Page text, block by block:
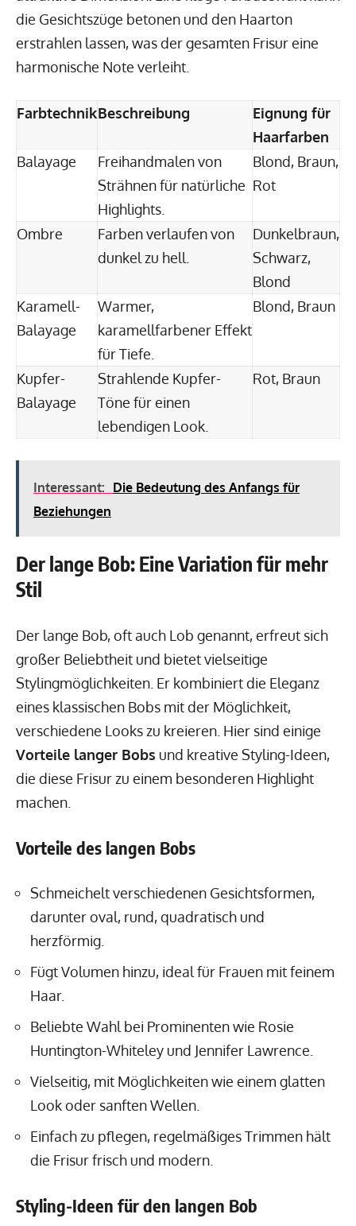
die Gesichtszüge betonen und den Haarton
erstrahlen lassen, was der gesamten Frisur eine
harmonische Note verleiht.
FarbtechnikBeschreibung
Eignung für
Haarfarben
Balayage
Freihandmalen von
Strähnen für natürliche
Highlights.
Blond, Braun,
Rot
Ombre
Farben verlaufen von
dunkel zu hell.
Dunkelbraun,
Schwarz,
Blond
Karamell-
Balayage
Warmer,
karamellfarbener Effekt
für Tiefe.
Blond, Braun
Kupfer-
Balayage
Strahlende Kupfer-
Töne für einen
lebendigen Look.
Rot, Braun
Interessant: Die Bedeutung des Anfangs für
Beziehungen
Der lange Bob: Eine Variation für mehr
Stil
Der lange Bob, oft auch Lob genannt, erfreut sich
großer Beliebtheit und bietet vielseitige
Stylingmöglichkeiten. Er kombiniert die Eleganz
eines klassischen Bobs mit der Möglichkeit,
verschiedene Looks zu kreieren. Hier sind einige
Vorteile langer Bobs und kreative Styling-Ideen,
die diese Frisur zu einem besonderen Highlight
machen.
Vorteile des langen Bobs
Schmeichelt verschiedenen Gesichtsformen,
darunter oval, rund, quadratisch und
herzförmig.
Fügt Volumen hinzu, ideal für Frauen mit feinem
Haar.
Beliebte Wahl bei Prominenten wie Rosie
Huntington-Whiteley und Jennifer Lawrence.
Vielseitig, mit Möglichkeiten wie einem glatten
Look oder sanften Wellen.
Einfach zu pflegen, regelmäßiges Trimmen hält
die Frisur frisch und modern.
Styling-Ideen für den langen Bob